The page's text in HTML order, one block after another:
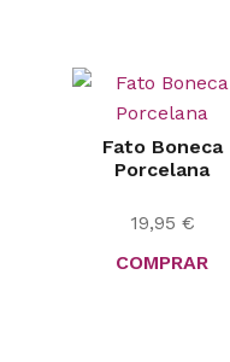
Fato Boneca
Porcelana
19,95 €
COMPRAR